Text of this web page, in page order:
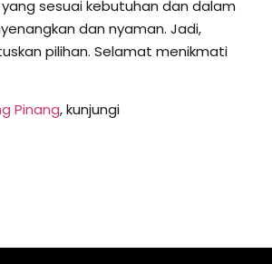
sesuai kebutuhan dan dalam
dan nyaman. Jadi,
pilihan. Selamat menikmati
Pinang, kunjungi